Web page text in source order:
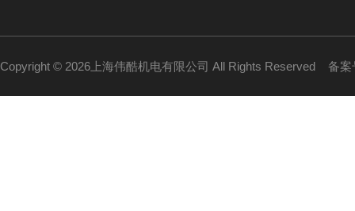
Copyright © 2026上海伟酷机电有限公司 All Rights Reserved 备案